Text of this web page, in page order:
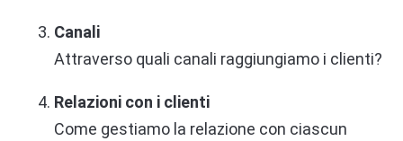
Canali
Attraverso quali canali raggiungiamo i clienti?
Relazioni con i clienti
Come gestiamo la relazione con ciascun